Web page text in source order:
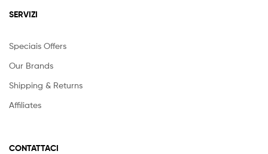
SERVIZI
Speciais Offers
Our Brands
Shipping & Returns
Affiliates
CONTATTACI